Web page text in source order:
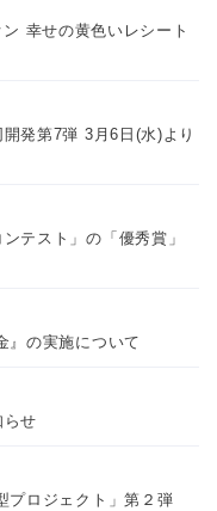
幸せの黄色いレシート
発第7弾 3月6日(水)より
テスト」の「優秀賞」
』の実施について
らせ
プロジェクト」第２弾